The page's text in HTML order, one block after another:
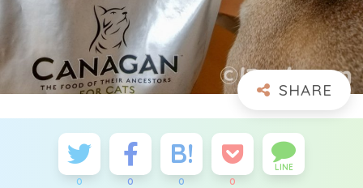
0 0 0 0
LINE